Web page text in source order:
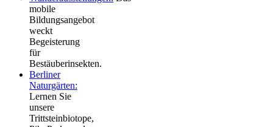
mobile
Bildungsangebot
weckt
Begeisterung
für
Bestäuberinsekten.
Berliner
Naturgärten:
Lernen Sie
unsere
Trittsteinbiotope,